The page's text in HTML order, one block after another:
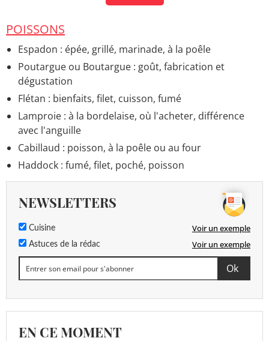
POISSONS
Espadon : épée, grillé, marinade, à la poêle
Poutargue ou Boutargue : goût, fabrication et
dégustation
Flétan : bienfaits, filet, cuisson, fumé
Lamproie : à la bordelaise, où l'acheter, différence
avec l'anguille
Cabillaud : poisson, à la poêle ou au four
Haddock : fumé, filet, poché, poisson
NEWSLETTERS
Cuisine Voir un exemple
Astuces de la rédac Voir un exemple
EN CE MOMENT